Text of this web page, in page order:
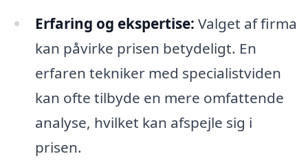
Erfaring og ekspertise: Valget af firma
kan påvirke prisen betydeligt. En
erfaren tekniker med specialistviden
kan ofte tilbyde en mere omfattende
analyse, hvilket kan afspejle sig i
prisen.